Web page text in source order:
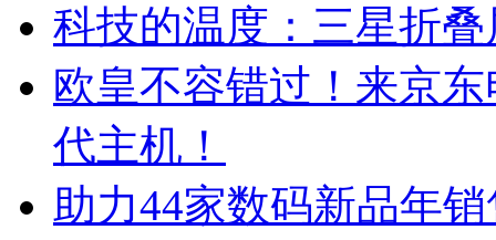
科技的温度：三星折
欧皇不容错过！来京
代主机！
助力44家数码新品年